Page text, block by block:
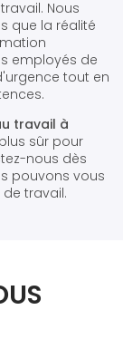
Nous
que la réalité
employés de
tout en
travail à
sûr pour
nous dès
pouvons vous
travail.